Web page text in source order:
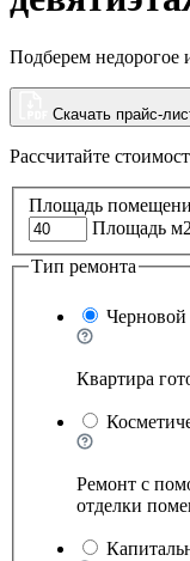
Подберем недорогое
Скачать прайс-
Рассчитайте
Площадь
Площадь
Тип ремонта
Черновой
Квартира
Ремонт с
отделки